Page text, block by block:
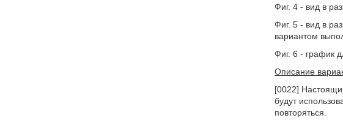
Фиг. 4 - вид в
Фиг. 5 - вид в
вариантом
Фиг. 6 - график
Описание
[0022]
будут
повторяться.